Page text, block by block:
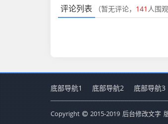
评论列表 （暂无评论， 141 人围观
底部导航1 底部导航2 底部导航3
Copyright 2015-2019 后台修改文字